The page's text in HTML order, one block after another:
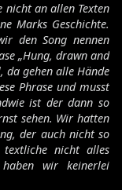
nicht an allen Texten
Marks Geschichte.
den Song nennen
„Hung, drawn and
da gehen alle Hände
Phrase und musst
ist der dann so
sehen. Wir hatten
der auch nicht so
nicht alles
wir keinerlei